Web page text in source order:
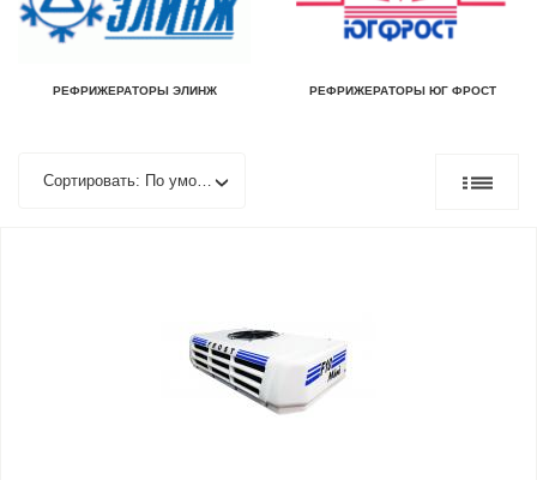
РЕФРИЖЕРАТОРЫ ЭЛИНЖ РЕФРИЖЕРАТОРЫ ЮГ ФРОСТ
Сортировать: По умолчанию